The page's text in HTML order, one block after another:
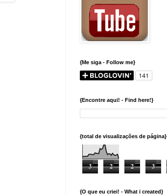
{Me siga - Follow me}
{Encontre aqui! - Find here!}
{total de visualizações de página}
3 2 2 3
{O que eu criei! - What i created}